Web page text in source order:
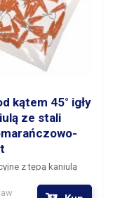
kątem 45° igły
ze stali
z tępą kaniulą
dostępnych